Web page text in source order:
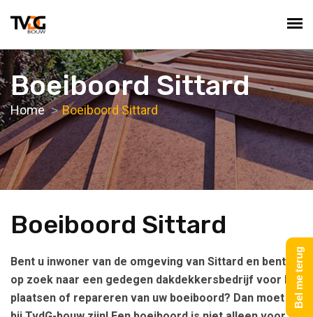
Boeiboord Sittard
Home Boeiboord Sittard
Boeiboord Sittard
Bent u inwoner van de omgeving van Sittard en bent u
op zoek naar een gedegen dakdekkersbedrijf voor het
plaatsen of repareren van uw boeiboord? Dan moet u
Bel me terug